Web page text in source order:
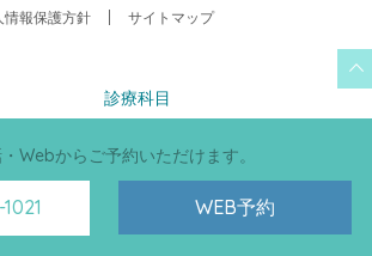
情報保護方針 サイトマップ
診療科目
Webからご予約いただけます。
WEB予約